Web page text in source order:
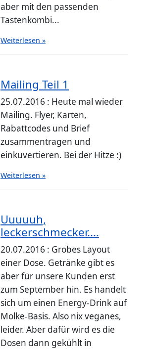
aber mit den passenden
Tastenkombi...
Weiterlesen »
Mailing Teil 1
25.07.2016 : Heute mal wieder
Mailing. Flyer, Karten,
Rabattcodes und Brief
zusammentragen und
einkuvertieren. Bei der Hitze :)
Weiterlesen »
Uuuuuh,
leckerschmecker....
20.07.2016 : Grobes Layout
einer Dose. Getränke gibt es
aber für unsere Kunden erst
zum September hin. Es handelt
sich um einen Energy-Drink auf
Molke-Basis. Also nix veganes,
leider. Aber dafür wird es die
Dosen dann gekühlt in